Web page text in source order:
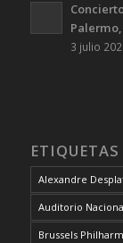
Palermo,
3 julio
ETIQUETAS
Alexandre
Auditorio
Brussels